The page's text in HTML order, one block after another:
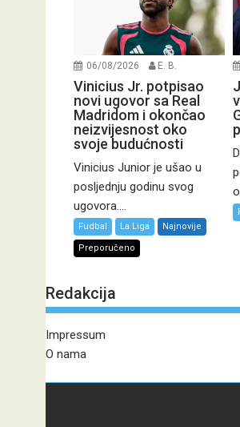
06/08/2026 E. B.
Vinicius Jr. potpisao
novi ugovor sa Real
Madridom i okončao
neizvijesnost oko
svoje budućnosti
Vinicius Junior je ušao u
posljednju godinu svog
ugovora....
Fudbal La Liga Najnovije
Preporučeno
Redakcija
Impressum
O nama